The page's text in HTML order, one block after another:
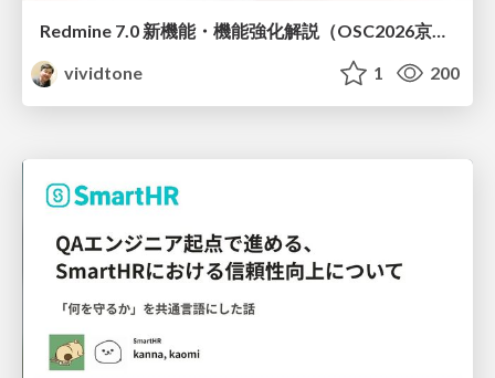
Redmine 7.0 新機能・機能強化解説（OSC2026京都ダイジェスト版）
vividtone
1 200